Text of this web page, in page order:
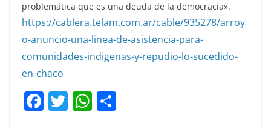
problemática que es una deuda de la democracia».
https://cablera.telam.com.ar/cable/935278/arroy
o-anuncio-una-linea-de-asistencia-para-
comunidades-indigenas-y-repudio-lo-sucedido-
en-chaco
F T W